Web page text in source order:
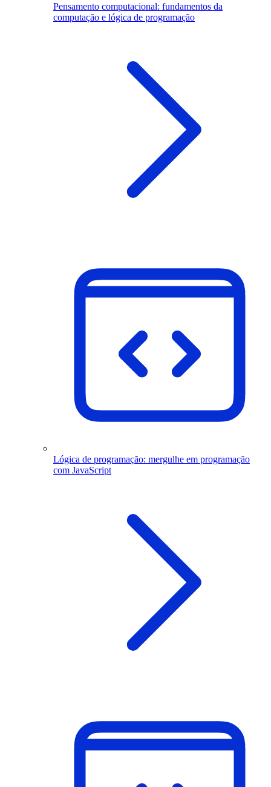
Pensamento computacional: fundamentos da
computação e lógica de programação
Lógica de programação: mergulhe em programação
com JavaScript